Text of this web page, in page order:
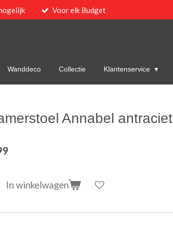
Voor elk Budget
Wanddeco Collectie Klantenservice
Annabel antraciet
In winkelwagen